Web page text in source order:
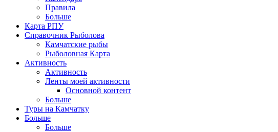
Правила
Больше
Карта РПУ
Справочник Рыболова
Камчатские рыбы
Рыболовная Карта
Активность
Активность
Ленты моей активности
Основной контент
Больше
Туры на Камчатку
Больше
Больше